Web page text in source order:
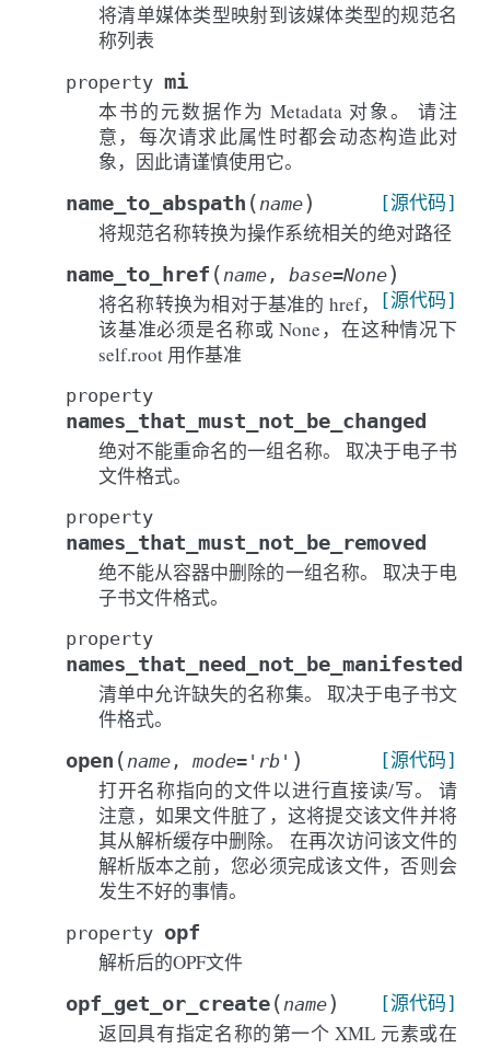
将清单媒体类型映射到该媒体类型的规范名
称列表
property mi
本书的元数据作为 Metadata 对象。 请注
意，每次请求此属性时都会动态构造此对
象，因此请谨慎使用它。
name_to_abspath ( name) [源代码]
将规范名称转换为操作系统相关的绝对路径
name_to_href ( name , base=None)
[源代码]
将名称转换为相对于基准的 href，
该基准必须是名称或 None，在这种情况下
self.root 用作基准
property
names_that_must_not_be_changed
绝对不能重命名的一组名称。 取决于电子书
文件格式。
property
names_that_must_not_be_removed
绝不能从容器中删除的一组名称。 取决于电
子书文件格式。
property
names_that_need_not_be_manifested
清单中允许缺失的名称集。 取决于电子书文
件格式。
open ( name , mode= 'rb' ) [源代码]
打开名称指向的文件以进行直接读/写。 请
注意，如果文件脏了，这将提交该文件并将
其从解析缓存中删除。 在再次访问该文件的
解析版本之前，您必须完成该文件，否则会
发生不好的事情。
property opf
解析后的OPF文件
opf_get_or_create( name) [源代码]
返回具有指定名称的第一个 XML 元素或在